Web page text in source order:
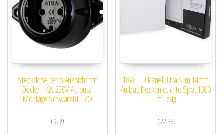
Steckdose retro Aussicht mit
Deckel-16A-250V-Aufputz-
Montage Schwarz RETRO
€9.59
18W LED Panel Ultra Slim 14mm
Aufbau Deckenleuchte Spot 1300
lm Eckig
€22.38